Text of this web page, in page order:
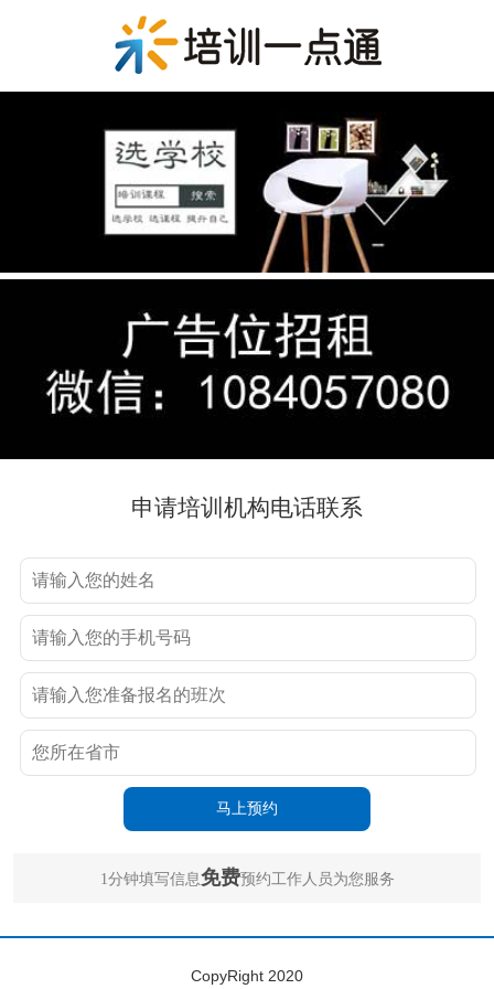
申请培训机构电话联系
1分钟填写信息免费预约工作人员为您服务
CopyRight 2020